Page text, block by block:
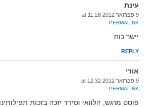
עינת
9 פברואר 2012 at 11:28
PERMALINK
יישר כוח
REPLY
אורי
9 פברואר 2012 at 12:32
PERMALINK
פוסט מרגש, הלוואי וסידר יזכה בזכות תפילותינו